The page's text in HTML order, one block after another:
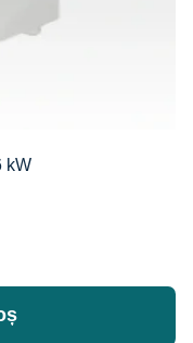
kW